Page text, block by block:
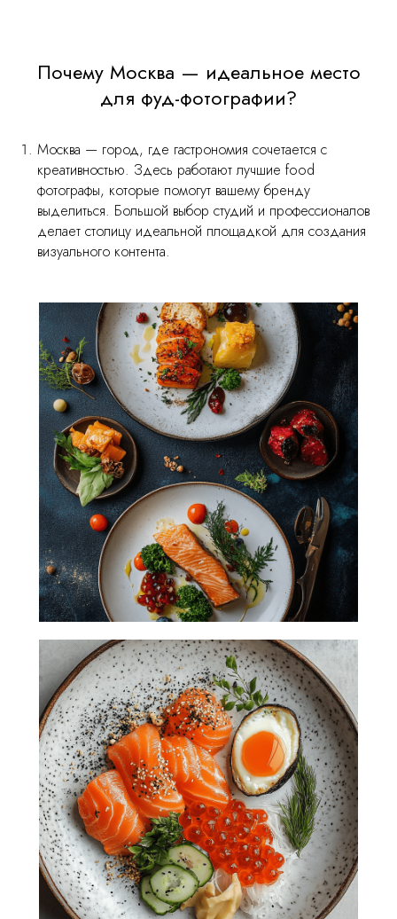
Почему Москва — идеальное место
для фуд-фотографии?
Москва — город, где гастрономия сочетается с
креативностью. Здесь работают лучшие food
фотографы, которые помогут вашему бренду
выделиться. Большой выбор студий и профессионалов
делает столицу идеальной площадкой для создания
визуального контента.